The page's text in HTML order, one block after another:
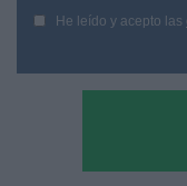
He leído y acepto las